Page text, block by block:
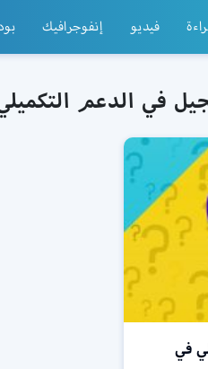
فيديو إنفوجرافيك
في الدعم
في